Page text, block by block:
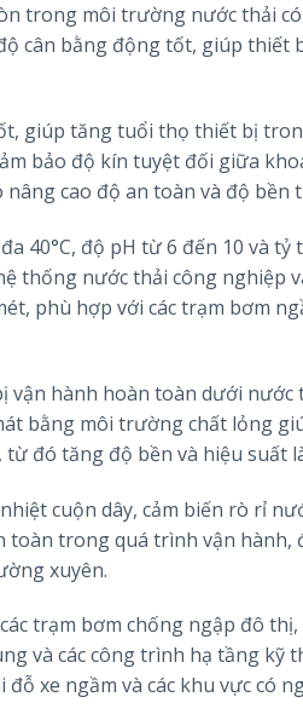
trong môi trường nước thải
cân bằng động tốt, giúp thiết
giúp tăng tuổi thọ thiết bị
bảo độ kín tuyệt đối giữa
cao độ an toàn và độ bền
40°C, độ pH từ 6 đến 10 và tỷ
thống nước thải công nghiệp
phù hợp với các trạm bơm
vận hành hoàn toàn dưới
bằng môi trường chất lỏng
đó tăng độ bền và hiệu suất
cuộn dây, cảm biến rò rỉ
trong quá trình vận hành,
xuyên.
trạm bơm chống ngập đô thị,
và các công trình hạ tầng kỹ
xe ngầm và các khu vực có